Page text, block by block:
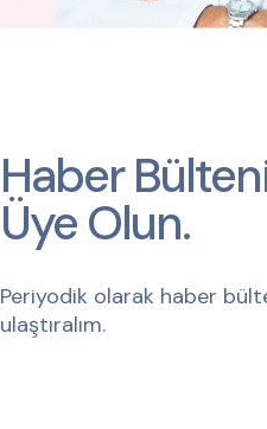
Haber
Üye Olun.
Periyodik olarak haber
ulaştıralım.